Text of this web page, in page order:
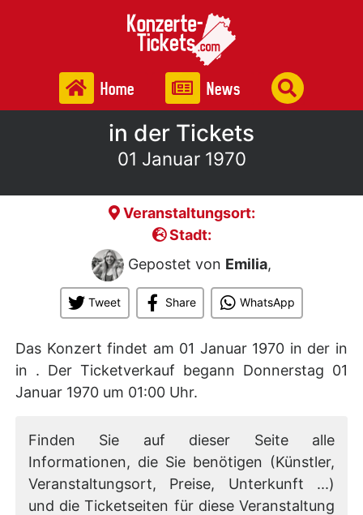
Home News
in der Tickets
01 Januar 1970
Veranstaltungsort:
Stadt:
Gepostet von Emilia,
Tweet Share WhatsApp
Das Konzert findet am 01 Januar 1970 in der in
in . Der Ticketverkauf begann Donnerstag 01
Januar 1970 um 01:00 Uhr.
Finden Sie auf dieser Seite alle
Informationen, die Sie benötigen (Künstler,
Veranstaltungsort, Preise, Unterkunft ...)
und die Ticketseiten für diese Veranstaltung